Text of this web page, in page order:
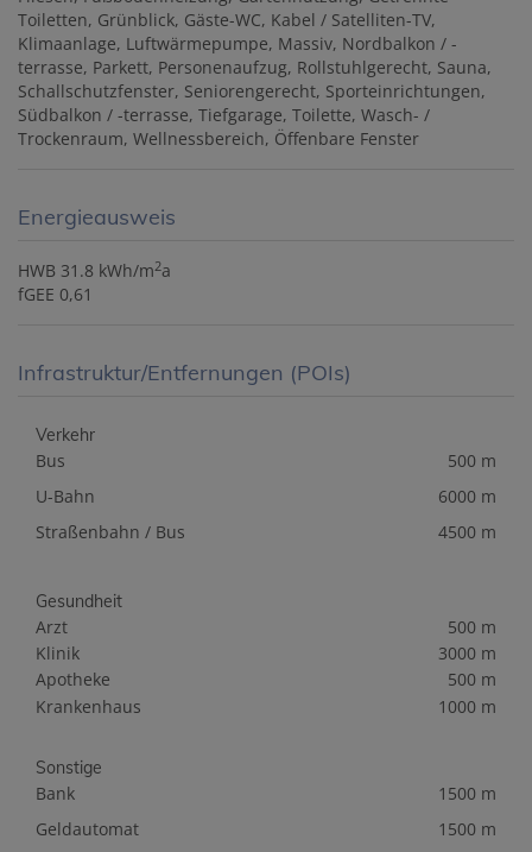
Toiletten Grünblick Gäste-WC Kabel / Satelliten-TV
Klimaanlage Luftwärmepumpe Massiv Nordbalkon / -
terrasse Parkett Personenaufzug Rollstuhlgerecht Sauna
Schallschutzfenster Seniorengerecht Sporteinrichtungen
Südbalkon / -terrasse Tiefgarage Toilette Wasch- /
Trockenraum Wellnessbereich Öffenbare Fenster
Energieausweis
HWB 31.8 kWh/m2a
fGEE 0,61
Infrastruktur/Entfernungen (POIs)
Verkehr
Bus
500 m
U-Bahn
6000 m
Straßenbahn / Bus
4500 m
Gesundheit
Arzt
500 m
Klinik
3000 m
Apotheke
500 m
Krankenhaus
1000 m
Sonstige
Bank
1500 m
Geldautomat
1500 m